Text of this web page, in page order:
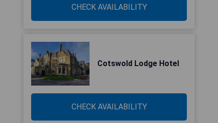
CHECK AVAILABILITY
Cotswold Lodge Hotel
CHECK AVAILABILITY